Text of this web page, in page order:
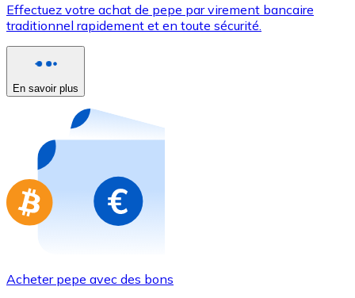
Utilisez les cartes Visa et Mastercard pour acheter
Acheter avec carte
Nouveau
Achetez des cartes-cadeaux de vos marques
Aller à la boutique de cartes-cadeaux
Effectuez votre achat de pepe par virement bancaire
traditionnel rapidement et en toute sécurité.
En savoir plus
Acheter pepe avec des bons